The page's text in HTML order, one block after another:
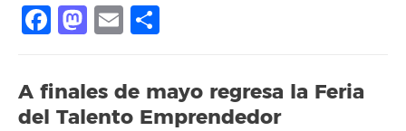
Facebook
Mastodon
Email
A finales de mayo regresa la Feria
del Talento Emprendedor